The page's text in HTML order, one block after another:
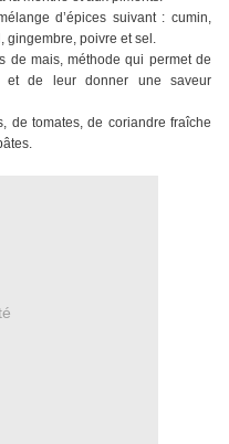
d’épices suivant : cumin,
gingembre, poivre et sel.
de mais, méthode qui permet de
et de leur donner une saveur
de tomates, de coriandre fraîche